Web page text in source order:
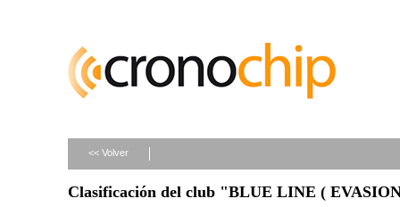
<< Volver
Clasificación del club "BLUE LINE (